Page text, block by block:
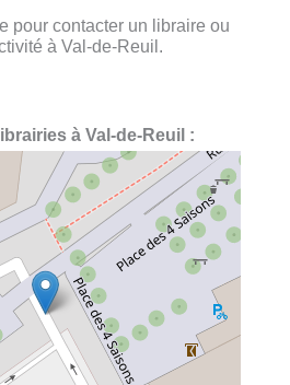
pour contacter un libraire ou
à Val-de-Reuil.
à Val-de-Reuil :